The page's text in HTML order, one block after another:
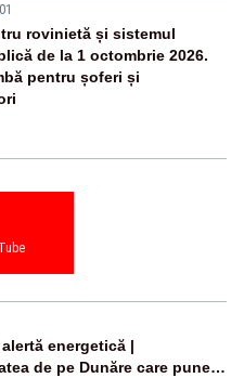
rovinietă și sistemul
de la 1 octombrie 2026.
pentru șoferi și
energetică |
de pe Dunăre care pune